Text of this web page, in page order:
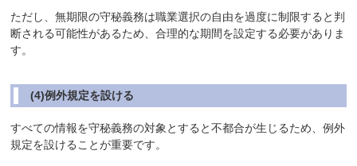
ただし、無期限の守秘義務は職業選択の自由を過度に制限すると判
断される可能性があるため、合理的な期間を設定する必要がありま
す。
(4)例外規定を設ける
すべての情報を守秘義務の対象とすると不都合が生じるため、例外
規定を設けることが重要です。